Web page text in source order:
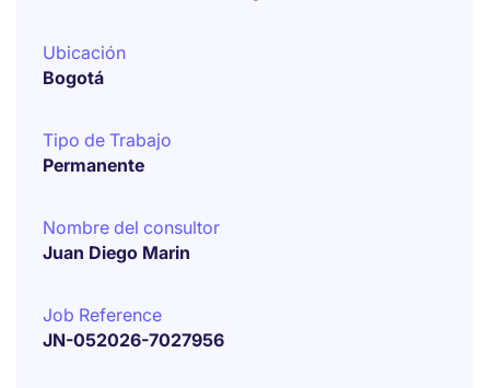
Ubicación
Bogotá
Tipo de Trabajo
Permanente
Nombre del consultor
Juan Diego Marin
Job Reference
JN-052026-7027956